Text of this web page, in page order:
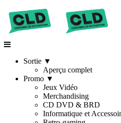
Sortie ▼
Aperçu complet
Promo ▼
Jeux Vidéo
Merchandising
CD DVD & BRD
Informatique et